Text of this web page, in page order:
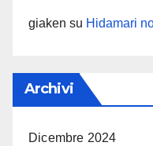
giaken su Hidamari
Archivi
Dicembre 2024